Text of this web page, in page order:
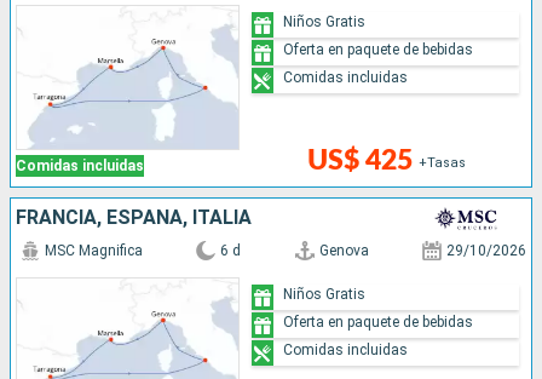
Comidas incluidas US$ 425 +Tasas
Niños Gratis
Oferta en paquete de bebidas
Comidas incluidas
FRANCIA, ESPAÑA, ITALIA
MSC Magnifica 6 d Genova 29/10/2026
Niños Gratis
Oferta en paquete de bebidas
Comidas incluidas